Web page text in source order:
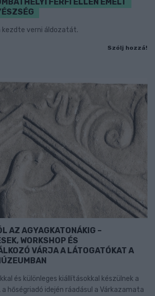
FÉRFI ELLEN EMELT
verni áldozatát.
Szólj hozzá!
AZ AGYAGKATONÁKIG –
WORKSHOP ÉS
VÁRJA A LÁTOGATÓKAT A
és különleges kiállításokkal készülnek a
hőségriadó idején ráadásul a Várkazamata